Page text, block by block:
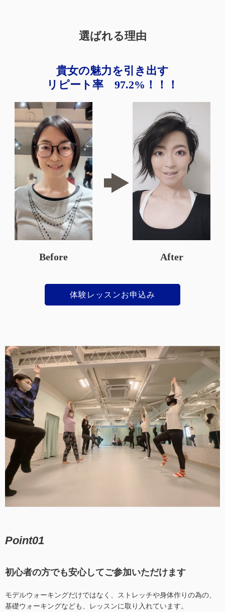
選ばれる理由
貴女の魅力を引き出す
リピート率 97.2%！！！
Before After
体験レッスンお申込み
Point01
初心者の方でも安心してご参加いただけます
モデルウォーキングだけではなく、ストレッチや身体作りの為の、
基礎ウォーキングなども、レッスンに取り入れています。